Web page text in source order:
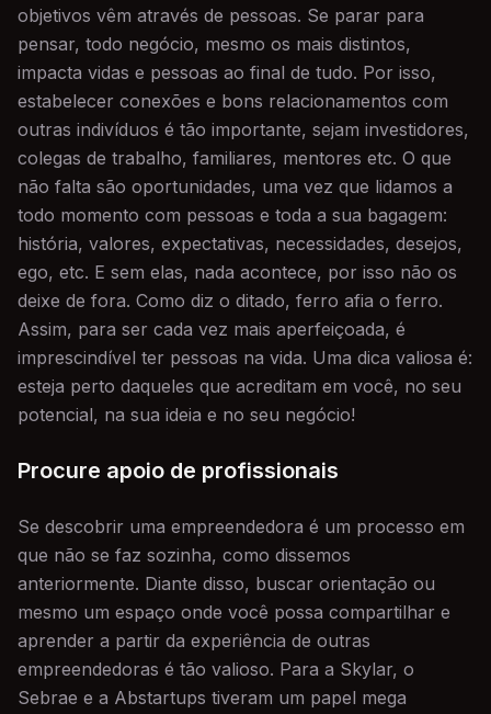
objetivos vêm através de pessoas. Se parar para
pensar, todo negócio, mesmo os mais distintos,
impacta vidas e pessoas ao final de tudo. Por isso,
estabelecer conexões e bons relacionamentos com
outras indivíduos é tão importante, sejam investidores,
colegas de trabalho, familiares, mentores etc. O que
não falta são oportunidades, uma vez que lidamos a
todo momento com pessoas e toda a sua bagagem:
história, valores, expectativas, necessidades, desejos,
ego, etc. E sem elas, nada acontece, por isso não os
deixe de fora. Como diz o ditado, ferro afia o ferro.
Assim, para ser cada vez mais aperfeiçoada, é
imprescindível ter pessoas na vida. Uma dica valiosa é:
esteja perto daqueles que acreditam em você, no seu
potencial, na sua ideia e no seu negócio!
Procure apoio de profissionais
Se descobrir uma empreendedora é um processo em
que não se faz sozinha, como dissemos
anteriormente. Diante disso, buscar orientação ou
mesmo um espaço onde você possa compartilhar e
aprender a partir da experiência de outras
empreendedoras é tão valioso. Para a Skylar, o
Sebrae e a Abstartups tiveram um papel mega